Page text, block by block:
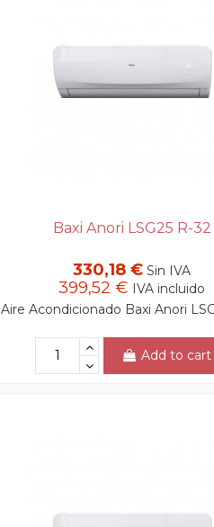
Baxi Anori LSG25 R-32
330,18 € Sin IVA
399,52 € IVA incluido
Aire Acondicionado Baxi Anori
Add to cart